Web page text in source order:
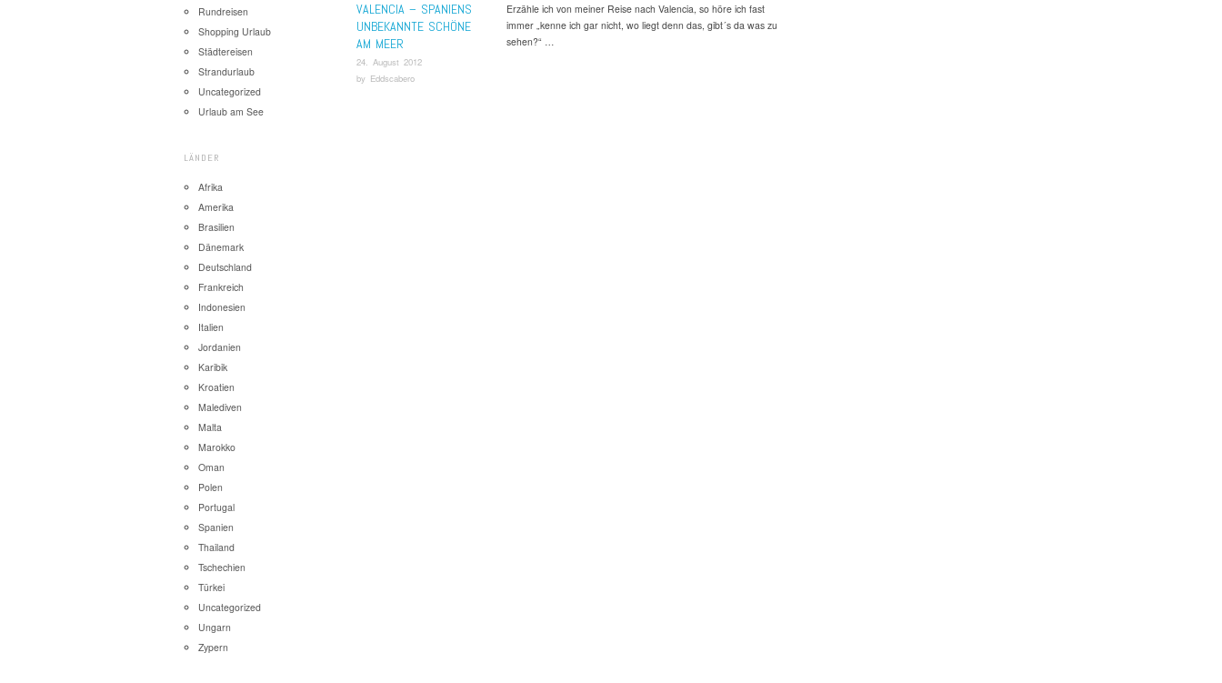
Rundreisen
Shopping Urlaub
Städtereisen
Strandurlaub
Uncategorized
Urlaub am See
LÄNDER
Afrika
Amerika
Brasilien
Dänemark
Deutschland
Frankreich
Indonesien
Italien
Jordanien
Karibik
Kroatien
Malediven
Malta
Marokko
Oman
Polen
Portugal
Spanien
Thailand
Tschechien
Türkei
Uncategorized
Ungarn
Zypern
VALENCIA – SPANIENS
UNBEKANNTE SCHÖNE
AM MEER
24. August 2012
by Eddscabero
Erzähle ich von meiner Reise nach Valencia, so höre ich fast
immer „kenne ich gar nicht, wo liegt denn das, gibt´s da was zu
sehen?“ …